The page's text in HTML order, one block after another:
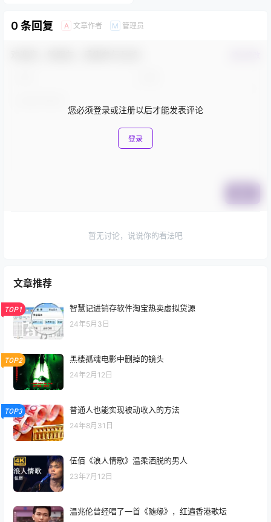
0 条回复 A 文章作者 M 管理员
您必须登录或注册以后才能发表评论
登录
暂无讨论，说说你的看法吧
文章推荐
TOP1 智慧记进销存软件淘宝热卖虚拟货源
24年5月3日
TOP2 黑楼孤魂电影中删掉的镜头
24年2月12日
TOP3 普通人也能实现被动收入的方法
24年8月31日
伍佰《浪人情歌》温柔洒脱的男人
23年7月12日
温兆伦曾经唱了一首《随缘》，红遍香港歌坛